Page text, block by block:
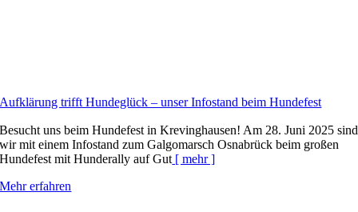
Aufklärung trifft Hundeglück – unser Infostand beim Hundefest
Besucht uns beim Hundefest in Krevinghausen! Am 28. Juni 2025 sind
wir mit einem Infostand zum Galgomarsch Osnabrück beim großen
Hundefest mit Hunderally auf Gut [ mehr ]
Mehr erfahren